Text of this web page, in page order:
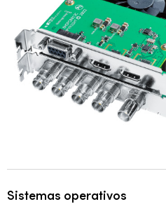
Sistemas operativos